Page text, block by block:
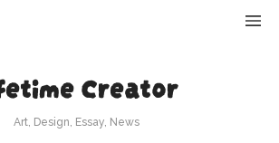
Creator
Art, Design, Essay, News